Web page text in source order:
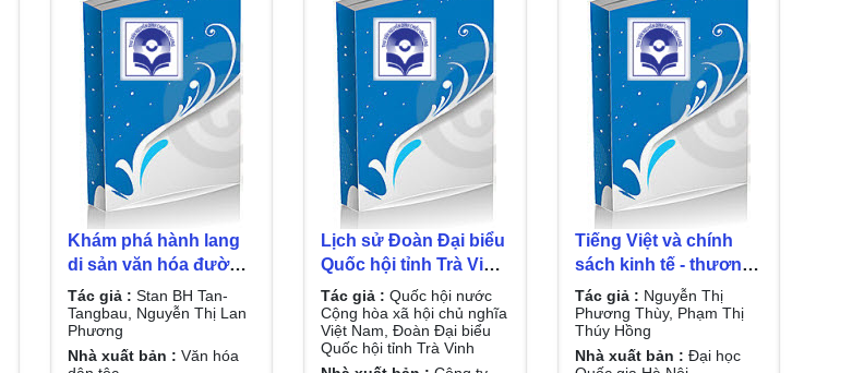
Khám phá hành lang
di sản văn hóa đường
sắt Hải Phòng - Côn
Minh / Stan BH Tan-
Tangbau, Nguyễn Thị
Lan Phương
Tác giả : Stan BH Tan-
Tangbau, Nguyễn Thị Lan
Phương
Nhà xuất bản : Văn hóa
Lịch sử Đoàn Đại biểu
Quốc hội tỉnh Trà Vinh
(1946-2024) : (Cập
nhật, bổ sung đến
30/6/2025) / Quốc hội
nước Cộng hòa xã hội
Tác giả : Quốc hội nước
Cộng hòa xã hội chủ nghĩa
Việt Nam, Đoàn Đại biểu
Quốc hội tỉnh Trà Vinh
Tiếng Việt và chính
sách kinh tế - thương
mại Việt Nam / Nguyễn
Thị Phương Thùy,
Phạm Thị Thúy Hồng
Tác giả : Nguyễn Thị
Phương Thùy, Phạm Thị
Thúy Hồng
Nhà xuất bản : Đại học